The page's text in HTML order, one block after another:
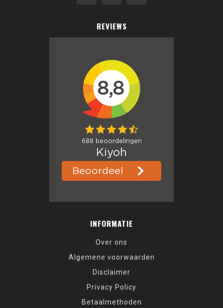
REVIEWS
INFORMATIE
Over ons
Algemene voorwaarden
Disclaimer
Privacy Policy
Betaalmethoden